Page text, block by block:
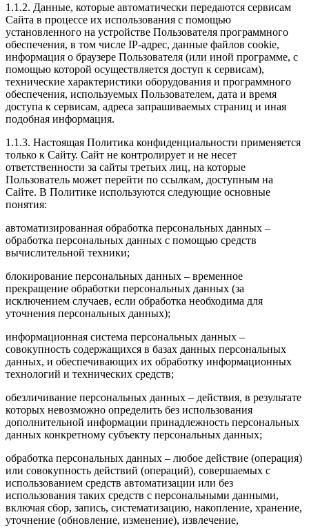
1.1.2. Данные, которые автоматически передаются сервисам
Сайта в процессе их использования с помощью
установленного на устройстве Пользователя программного
обеспечения, в том числе IP-адрес, данные файлов cookie,
информация о браузере Пользователя (или иной программе, с
помощью которой осуществляется доступ к сервисам),
технические характеристики оборудования и программного
обеспечения, используемых Пользователем, дата и время
доступа к сервисам, адреса запрашиваемых страниц и иная
подобная информация.
1.1.3. Настоящая Политика конфиденциальности применяется
только к Сайту. Сайт не контролирует и не несет
ответственности за сайты третьих лиц, на которые
Пользователь может перейти по ссылкам, доступным на
Сайте. В Политике используются следующие основные
понятия:
автоматизированная обработка персональных данных –
обработка персональных данных с помощью средств
вычислительной техники;
блокирование персональных данных – временное
прекращение обработки персональных данных (за
исключением случаев, если обработка необходима для
уточнения персональных данных);
информационная система персональных данных –
совокупность содержащихся в базах данных персональных
данных, и обеспечивающих их обработку информационных
технологий и технических средств;
обезличивание персональных данных – действия, в результате
которых невозможно определить без использования
дополнительной информации принадлежность персональных
данных конкретному субъекту персональных данных;
обработка персональных данных – любое действие (операция)
или совокупность действий (операций), совершаемых с
использованием средств автоматизации или без
использования таких средств с персональными данными,
включая сбор, запись, систематизацию, накопление, хранение,
уточнение (обновление, изменение), извлечение,